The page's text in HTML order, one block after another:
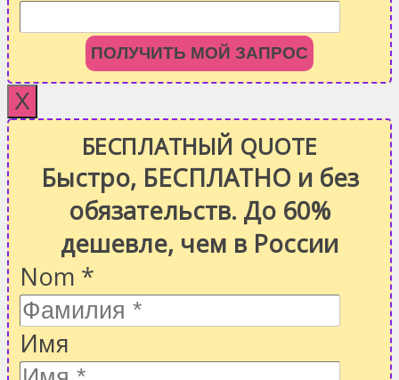
ПОЛУЧИТЬ МОЙ ЗАПРОС
X
БЕСПЛАТНЫЙ QUOTE
Быстро, БЕСПЛАТНО и без
обязательств. До 60%
дешевле, чем в России
Nom *
Имя